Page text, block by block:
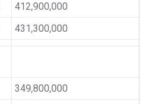
412,900,000
431,300,000
349,800,000